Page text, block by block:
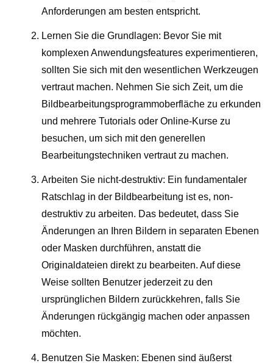
Anforderungen am besten entspricht.
Lernen Sie die Grundlagen: Bevor Sie mit
komplexen Anwendungsfeatures experimentieren,
sollten Sie sich mit den wesentlichen Werkzeugen
vertraut machen. Nehmen Sie sich Zeit, um die
Bildbearbeitungsprogrammoberfläche zu erkunden
und mehrere Tutorials oder Online-Kurse zu
besuchen, um sich mit den generellen
Bearbeitungstechniken vertraut zu machen.
Arbeiten Sie nicht-destruktiv: Ein fundamentaler
Ratschlag in der Bildbearbeitung ist es, non-
destruktiv zu arbeiten. Das bedeutet, dass Sie
Änderungen an Ihren Bildern in separaten Ebenen
oder Masken durchführen, anstatt die
Originaldateien direkt zu bearbeiten. Auf diese
Weise sollten Benutzer jederzeit zu den
ursprünglichen Bildern zurückkehren, falls Sie
Änderungen rückgängig machen oder anpassen
möchten.
Benutzen Sie Masken: Ebenen sind äußerst